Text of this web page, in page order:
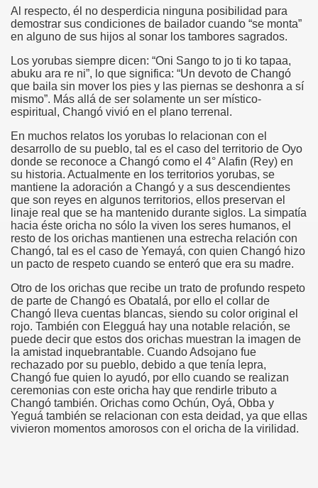
Al respecto, él no desperdicia ninguna posibilidad para
demostrar sus condiciones de bailador cuando “se monta”
en alguno de sus hijos al sonar los tambores sagrados.
Los yorubas siempre dicen: “Oni Sango to jo ti ko tapaa,
abuku ara re ni”, lo que significa: “Un devoto de Changó
que baila sin mover los pies y las piernas se deshonra a sí
mismo”. Más allá de ser solamente un ser místico-
espiritual, Changó vivió en el plano terrenal.
En muchos relatos los yorubas lo relacionan con el
desarrollo de su pueblo, tal es el caso del territorio de Oyo
donde se reconoce a Changó como el 4° Alafin (Rey) en
su historia. Actualmente en los territorios yorubas, se
mantiene la adoración a Changó y a sus descendientes
que son reyes en algunos territorios, ellos preservan el
linaje real que se ha mantenido durante siglos. La simpatía
hacia éste oricha no sólo la viven los seres humanos, el
resto de los orichas mantienen una estrecha relación con
Changó, tal es el caso de Yemayá, con quien Changó hizo
un pacto de respeto cuando se enteró que era su madre.
Otro de los orichas que recibe un trato de profundo respeto
de parte de Changó es Obatalá, por ello el collar de
Changó lleva cuentas blancas, siendo su color original el
rojo. También con Elegguá hay una notable relación, se
puede decir que estos dos orichas muestran la imagen de
la amistad inquebrantable. Cuando Adsojano fue
rechazado por su pueblo, debido a que tenía lepra,
Changó fue quien lo ayudó, por ello cuando se realizan
ceremonias con este oricha hay que rendirle tributo a
Changó también. Orichas como Ochún, Oyá, Obba y
Yeguá también se relacionan con esta deidad, ya que ellas
vivieron momentos amorosos con el oricha de la virilidad.